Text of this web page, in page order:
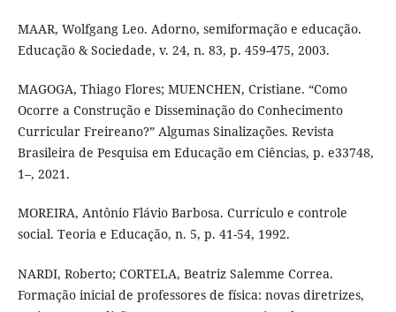
MAAR, Wolfgang Leo. Adorno, semiformação e educação.
Educação & Sociedade, v. 24, n. 83, p. 459-475, 2003.
MAGOGA, Thiago Flores; MUENCHEN, Cristiane. “Como
Ocorre a Construção e Disseminação do Conhecimento
Curricular Freireano?” Algumas Sinalizações. Revista
Brasileira de Pesquisa em Educação em Ciências, p. e33748,
1–, 2021.
MOREIRA, Antônio Flávio Barbosa. Currículo e controle
social. Teoria e Educação, n. 5, p. 41-54, 1992.
NARDI, Roberto; CORTELA, Beatriz Salemme Correa.
Formação inicial de professores de física: novas diretrizes,